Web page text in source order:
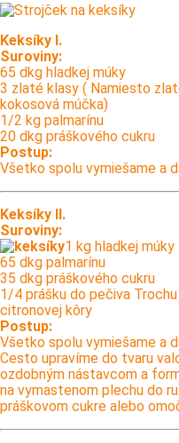
Keksíky I.
Suroviny:
65 dkg hladkej múky
3 zlaté klasy ( Namiesto
kokosová múčka)
1/2 kg palmarínu
20 dkg práškového cukru
Postup:
Všetko spolu vymiešame a
Keksíky II.
Suroviny:
1 kg hladkej múky
65 dkg palmarínu
35 dkg práškového cukru
1/4 prášku do pečiva
citronovej kôry
Postup:
Všetko spolu vymiešame a
Cesto upravíme do tvaru
ozdobným nástavcom a
na vymastenom plechu do
práškovom cukre alebo